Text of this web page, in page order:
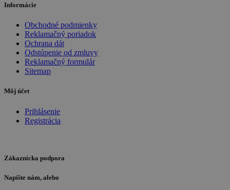
Informácie
Obchodné podmienky
Reklamačný poriadok
Ochrana dát
Odstúpenie od zmluvy
Reklamačný formulár
Sitemap
Môj účet
Prihlásenie
Registrácia
Zákaznícka podpora
Napíšte nám, alebo